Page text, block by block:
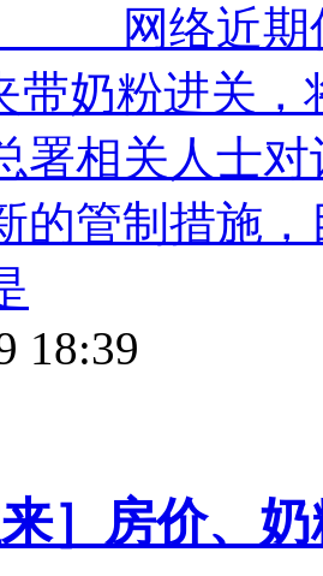
网络近期
带奶粉进关
署相关人士
的管制措施
18:39
来］房价、